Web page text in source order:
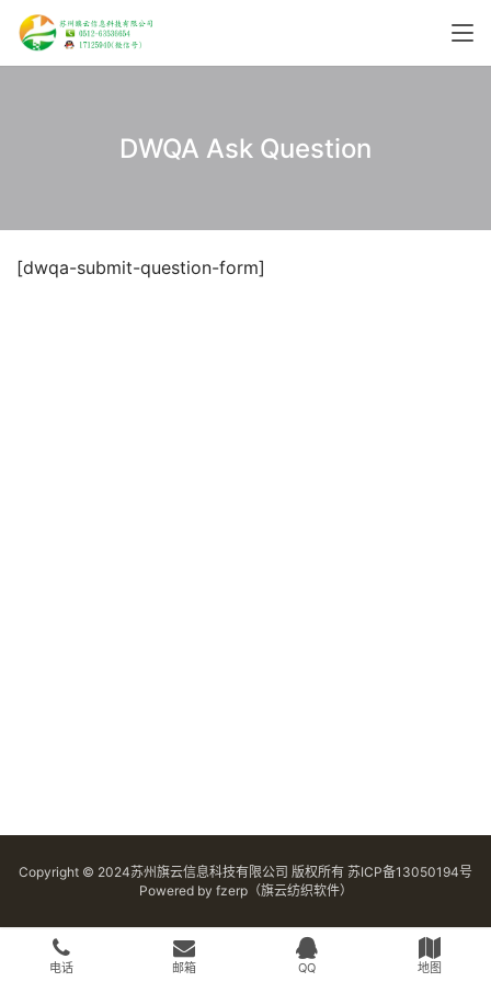
DWQA Ask Question
[dwqa-submit-question-form]
Copyright © 2024苏州旗云信息科技有限公司 版权所有 苏ICP备13050194号
Powered by fzerp（旗云纺织软件）
电话 邮箱 QQ 地图